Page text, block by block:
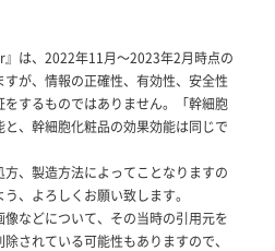
は、2022年11月～2023年2月時点の
が、情報の正確性、有効性、安全性
するものではありません。「幹細胞
、幹細胞化粧品の効果効能は同じで
、製造方法によってことなりますの
、よろしくお願い致します。
などについて、その当時の引用元を
されている可能性もありますので、